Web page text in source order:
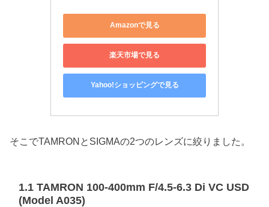
Amazonで見る
楽天市場で見る
Yahoo!ショッピングで見る
そこでTAMRONとSIGMAの2つのレンズに絞りました。
1.1 TAMRON 100-400mm F/4.5-6.3 Di VC USD
(Model A035)